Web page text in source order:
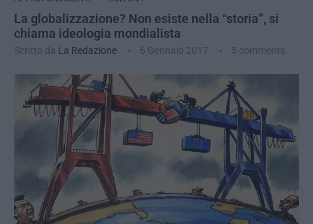
La globalizzazione? Non esiste nella “storia”, si
chiama ideologia mondialista
Scritto da La Redazione 6 Gennaio 2017 5 comments